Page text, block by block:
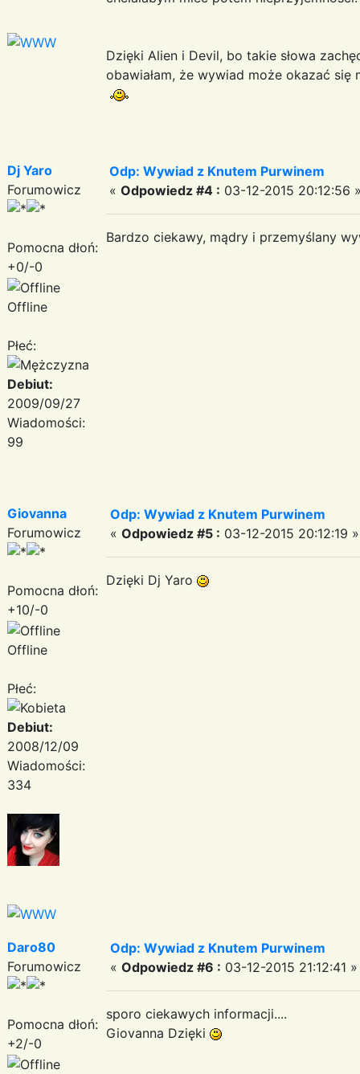
Dzięki Alien i Devil, bo takie słowa
obawiałam, że wywiad może okazać się
Dj Yaro
Forumowicz
Pomocna dłoń:
+0/-0
Offline
Płeć:
Debiut:
2009/09/27
Wiadomości:
99
Odp: Wywiad z Knutem Purwinem
« Odpowiedz #4 : 03-12-2015 20:12:56
Bardzo ciekawy, mądry i przemyślany
Giovanna
Forumowicz
Pomocna dłoń:
+10/-0
Offline
Płeć:
Debiut:
2008/12/09
Wiadomości:
334
Odp: Wywiad z Knutem Purwinem
« Odpowiedz #5 : 03-12-2015 20:12:19 »
Dzięki Dj Yaro
Daro80
Forumowicz
Pomocna dłoń:
+2/-0
Odp: Wywiad z Knutem Purwinem
« Odpowiedz #6 : 03-12-2015 21:12:41 »
sporo ciekawych informacji....
Giovanna Dzięki